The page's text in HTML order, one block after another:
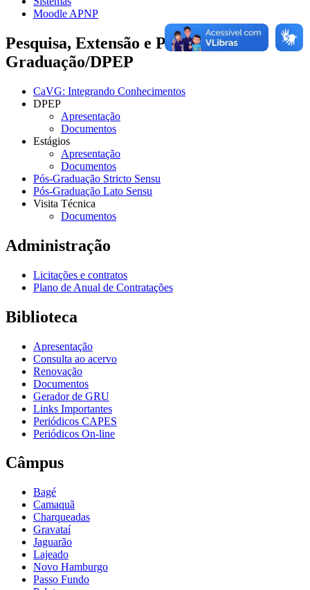
Moodle APNP
Pesquisa, Extensão e Pós-
Graduação/DPEP
CaVG: Integrando Conhecimentos
DPEP
Apresentação
Documentos
Estágios
Apresentação
Documentos
Pós-Graduação Stricto Sensu
Pós-Graduação Lato Sensu
Visita Técnica
Documentos
Administração
Licitações e contratos
Plano de Anual de Contratações
Biblioteca
Apresentação
Consulta ao acervo
Renovação
Documentos
Gerador de GRU
Links Importantes
Periódicos CAPES
Periódicos On-line
Câmpus
Bagé
Camaquã
Charqueadas
Gravataí
Jaguarão
Lajeado
Novo Hamburgo
Passo Fundo